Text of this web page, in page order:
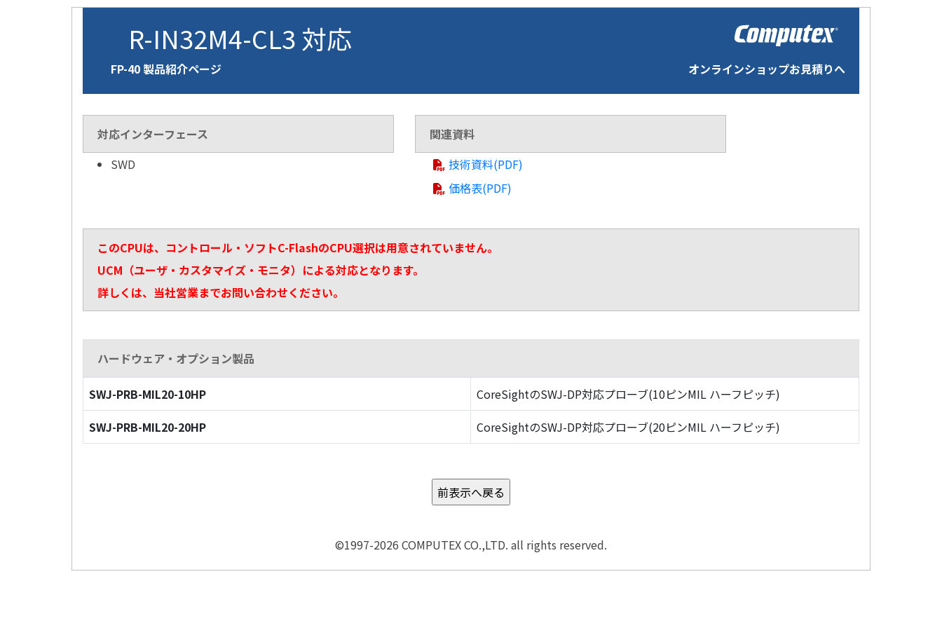
R-IN32M4-CL3 対応
FP-40 製品紹介ページ オンラインショップお見積りへ
対応インターフェース
SWD
関連資料
技術資料(PDF)
価格表(PDF)
このCPUは、コントロール・ソフトC-FlashのCPU選択は用意されていません。
UCM（ユーザ・カスタマイズ・モニタ）による対応となります。
詳しくは、当社営業までお問い合わせください。
ハードウェア・オプション製品
SWJ-PRB-MIL20-10HP
CoreSightのSWJ-DP対応プローブ(10ピンMIL ハーフピッチ)
SWJ-PRB-MIL20-20HP
CoreSightのSWJ-DP対応プローブ(20ピンMIL ハーフピッチ)
©1997-2026 COMPUTEX CO.,LTD. all rights reserved.